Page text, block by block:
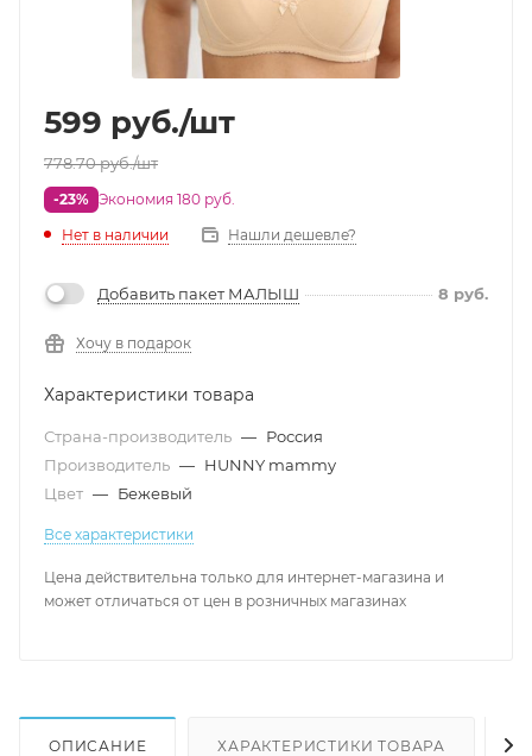
599 руб./шт
778.70руб./шт
-23% Экономия 180 руб.
Нет в наличии
Нашли дешевле?
Добавить пакет МАЛЫШ 8 руб.
Хочу в подарок
Характеристики товара
Страна-производитель — Россия
Производитель — HUNNY mammy
Цвет — Бежевый
Все характеристики
Цена действительна только для интернет-магазина и
может отличаться от цен в розничных магазинах
ОПИСАНИЕ ХАРАКТЕРИСТИКИ ТОВАРА